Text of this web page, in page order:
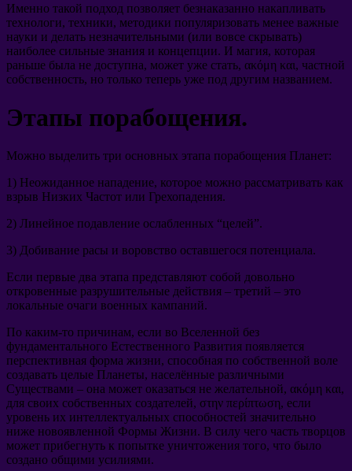
Именно такой подход позволяет безнаказанно накапливать
технологи, техники, методики популяризовать менее важные
науки и делать незначительными (или вовсе скрывать)
наиболее сильные знания и концепции. И магия, которая
раньше была не доступна, может уже стать, ακόμη και, частной
собственность, но только теперь уже под другим названием.
Этапы порабощения.
Можно выделить три основных этапа порабощения Планет:
1) Неожиданное нападение, которое можно рассматривать как
взрыв Низких Частот или Грехопадения.
2) Линейное подавление ослабленных “целей”.
3) Добивание расы и воровство оставшегося потенциала.
Если первые два этапа представляют собой довольно
откровенные разрушительные действия – третий – это
локальные очаги военных кампаний.
По каким-то причинам, если во Вселенной без
фундаментального Естественного Развития появляется
перспективная форма жизни, способная по собственной воле
создавать целые Планеты, населённые различными
Существами – она может оказаться не желательной, ακόμη και,
для своих собственных создателей, στην περίπτωση, если
уровень их интеллектуальных способностей значительно
ниже новоявленной Формы Жизни. В силу чего часть творцов
может прибегнуть к попытке уничтожения того, что было
создано общими усилиями.